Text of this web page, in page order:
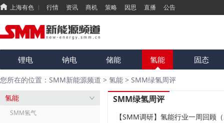
上海有色 行情 资讯 商机 策略 因思 直播 公告
锂电 钠电 储能 氢能 固态
您所在的位置：SMM新能源频道 > 氢能 > SMM绿氢周评
氢能
SMM氢气
SMM绿氢周评
【SMM调研】氢能行业一周回顾